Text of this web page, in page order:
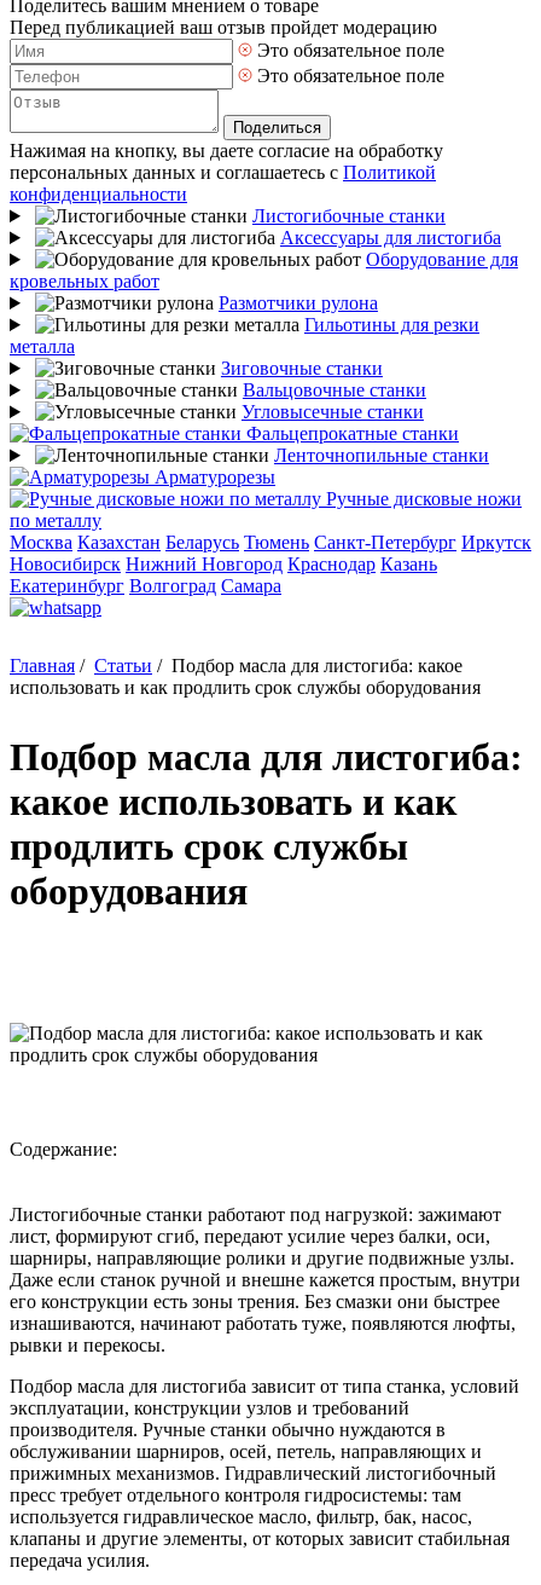
Поделитесь вашим мнением о товаре
Перед публикацией ваш отзыв пройдет модерацию
Это обязательное поле
Это обязательное поле
Поделиться
Нажимая на кнопку, вы даете согласие на обработку
персональных данных и соглашаетесь с Политикой
конфиденциальности
Листогибочные станки
Аксессуары для листогиба
Оборудование для
кровельных работ
Размотчики рулона
Гильотины для резки
металла
Зиговочные станки
Вальцовочные станки
Угловысечные станки
Фальцепрокатные станки
Ленточнопильные станки
Арматурорезы
Ручные дисковые ножи
по металлу
Москва Казахстан Беларусь Тюмень Санкт-Петербург Иркутск
Новосибирск Нижний Новгород Краснодар Казань
Екатеринбург Волгоград Самара
Главная / Статьи / Подбор масла для листогиба: какое
использовать и как продлить срок службы оборудования
Подбор масла для листогиба:
какое использовать и как
продлить срок службы
оборудования
Листогибочные станки работают под нагрузкой: зажимают
лист, формируют сгиб, передают усилие через балки, оси,
шарниры, направляющие ролики и другие подвижные узлы.
Даже если станок ручной и внешне кажется простым, внутри
его конструкции есть зоны трения. Без смазки они быстрее
изнашиваются, начинают работать туже, появляются люфты,
рывки и перекосы.
Подбор масла для листогиба зависит от типа станка, условий
эксплуатации, конструкции узлов и требований
производителя. Ручные станки обычно нуждаются в
обслуживании шарниров, осей, петель, направляющих и
прижимных механизмов. Гидравлический листогибочный
пресс требует отдельного контроля гидросистемы: там
используется гидравлическое масло, фильтр, бак, насос,
клапаны и другие элементы, от которых зависит стабильная
передача усилия.
Содержание: